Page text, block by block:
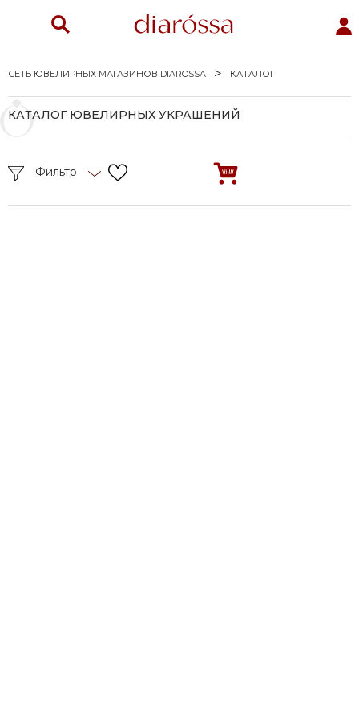
СЕТЬ ЮВЕЛИРНЫХ МАГАЗИНОВ DIAROSSA КАТАЛОГ
КАТАЛОГ ЮВЕЛИРНЫХ УКРАШЕНИЙ
Фильтр